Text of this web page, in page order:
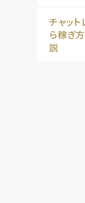
チャッ
ら稼ぎ
説